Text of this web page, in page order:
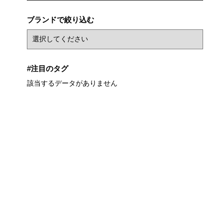
ブランドで絞り込む
#注目のタグ
該当するデータがありません